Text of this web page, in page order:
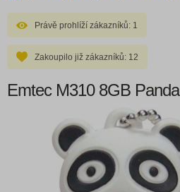
Právě prohlíží zákazníků: 1
Zakoupilo již zákazníků: 12
Emtec M310 8GB Panda